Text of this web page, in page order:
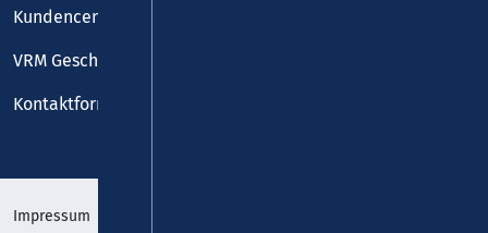
Kundencenter
VRM Geschäftsstelle
Kontaktformular
Impressum